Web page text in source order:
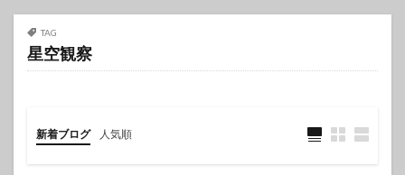
TAG
星空観察
新着ブログ 人気順